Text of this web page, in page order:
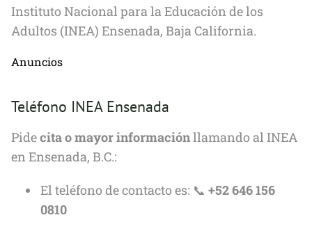
Instituto Nacional para la Educación de los
Adultos (INEA) Ensenada, Baja California.
Anuncios
Teléfono INEA Ensenada
Pidecita o mayor informaciónllamando al INEA
en Ensenada, B.C.:
El teléfono de contacto es: 📞 +52 646 156
0810